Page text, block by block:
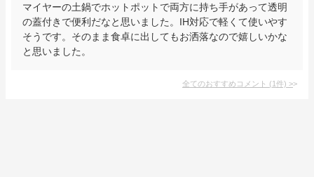
マイヤーの土鍋でホットポットで両方に持ち手があって透明
の蓋付きで便利だなと思いました。IH対応で軽くて使いやす
そうです。そのまま食卓に出してもお洒落なので嬉しいかな
と思いました。
全てのおすすめコメント (1件) >